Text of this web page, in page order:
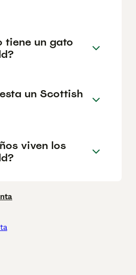
tiene un gato
un Scottish
viven los